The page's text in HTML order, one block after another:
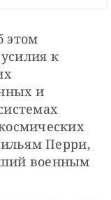
этом
к
и
Перри,
военным